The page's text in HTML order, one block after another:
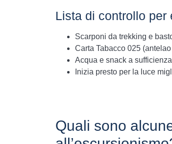
Lista di controllo per
Scarponi da trekking e
Carta Tabacco 025
Acqua e snack a sufficienza
Inizia presto per la luce
Quali sono